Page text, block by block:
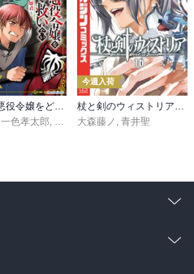
一色孝太郎 Parum
今週入荷
大森藤ノ 青井聖